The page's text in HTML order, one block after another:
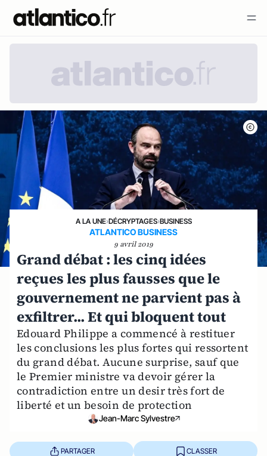
A LA UNE›DÉCRYPTAGES›BUSINESS
ATLANTICO BUSINESS
9 avril 2019
Grand débat : les cinq idées
reçues les plus fausses que le
gouvernement ne parvient pas à
exfiltrer... Et qui bloquent tout
Edouard Philippe a commencé à restituer
les conclusions les plus fortes qui ressortent
du grand débat. Aucune surprise, sauf que
le Premier ministre va devoir gérer la
contradiction entre un desir très fort de
liberté et un besoin de protection
Jean-Marc Sylvestre
PARTAGER CLASSER